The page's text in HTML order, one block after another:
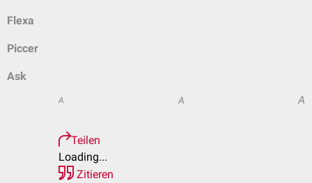
Flexa
Piccer
Ask
A A A
Teilen
Loading...
Zitieren